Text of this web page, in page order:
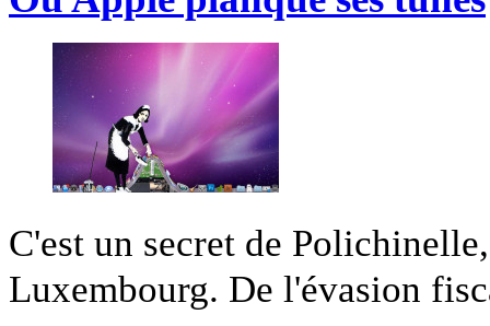
C'est un secret de
Luxembourg. De l'évasion